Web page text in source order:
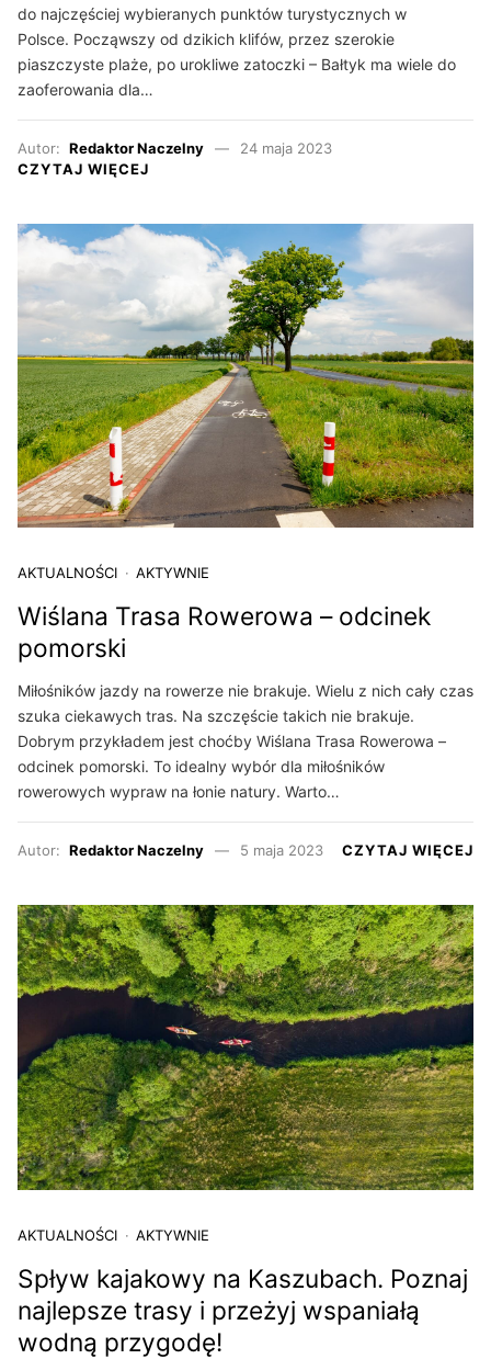
do najczęściej wybieranych punktów turystycznych w
Polsce. Począwszy od dzikich klifów, przez szerokie
piaszczyste plaże, po urokliwe zatoczki – Bałtyk ma wiele do
zaoferowania dla…
Autor: Redaktor Naczelny
24 maja 2023
CZYTAJ WIĘCEJ
AKTUALNOŚCI AKTYWNIE
Wiślana Trasa Rowerowa – odcinek
pomorski
Miłośników jazdy na rowerze nie brakuje. Wielu z nich cały czas
szuka ciekawych tras. Na szczęście takich nie brakuje.
Dobrym przykładem jest choćby Wiślana Trasa Rowerowa –
odcinek pomorski. To idealny wybór dla miłośników
rowerowych wypraw na łonie natury. Warto…
Autor: Redaktor Naczelny 5 maja 2023 CZYTAJ WIĘCEJ
AKTUALNOŚCI AKTYWNIE
Spływ kajakowy na Kaszubach. Poznaj
najlepsze trasy i przeżyj wspaniałą
wodną przygodę!